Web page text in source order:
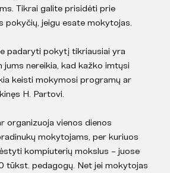
Tikrai galite prisidėti prie
pokyčių, jeigu esate mokytojas.
padaryti pokytį tikriausiai yra
jums nereikia, kad kažko imtųsi
keisti mokymosi programų ar
H. Partovi.
organizuoja vienos dienos
mokytojams, per kuriuos
kompiuterių mokslus – juose
tūkst. pedagogų. Net jei mokytojas